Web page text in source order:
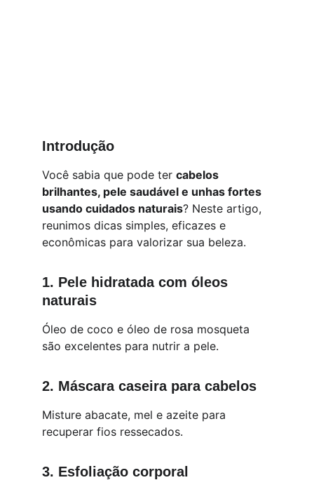
Introdução
Você sabia que pode ter cabelos
brilhantes, pele saudável e unhas fortes
usando cuidados naturais? Neste artigo,
reunimos dicas simples, eficazes e
econômicas para valorizar sua beleza.
1. Pele hidratada com óleos
naturais
Óleo de coco e óleo de rosa mosqueta
são excelentes para nutrir a pele.
2. Máscara caseira para cabelos
Misture abacate, mel e azeite para
recuperar fios ressecados.
3. Esfoliação corporal